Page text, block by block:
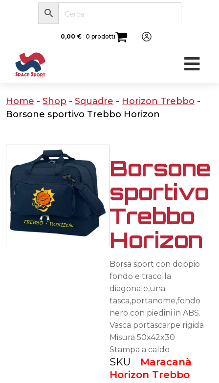
0,00 € 0 prodotti
Home - Shop - Squadre - Horizon Trebbo -
Borsone sportivo Trebbo Horizon
Borsone
sportivo
Trebbo
Horizon
Borsa sport con doppio
fondo e tracolla
diagonale,una
tasca,portanome,fondo
nero con piedini in ABS.
Vasca portascarpe rigida
Misura 50x42x30
Stampa a caldo
SKU Maracanà
Horizon Trebbo